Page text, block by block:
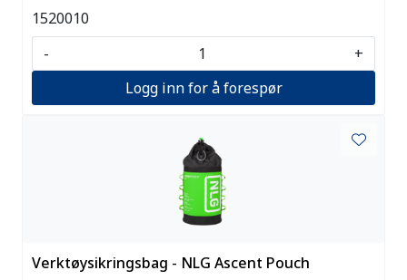
1520010
-
+
Logg inn for å forespør
Verktøysikringsbag - NLG Ascent Pouch